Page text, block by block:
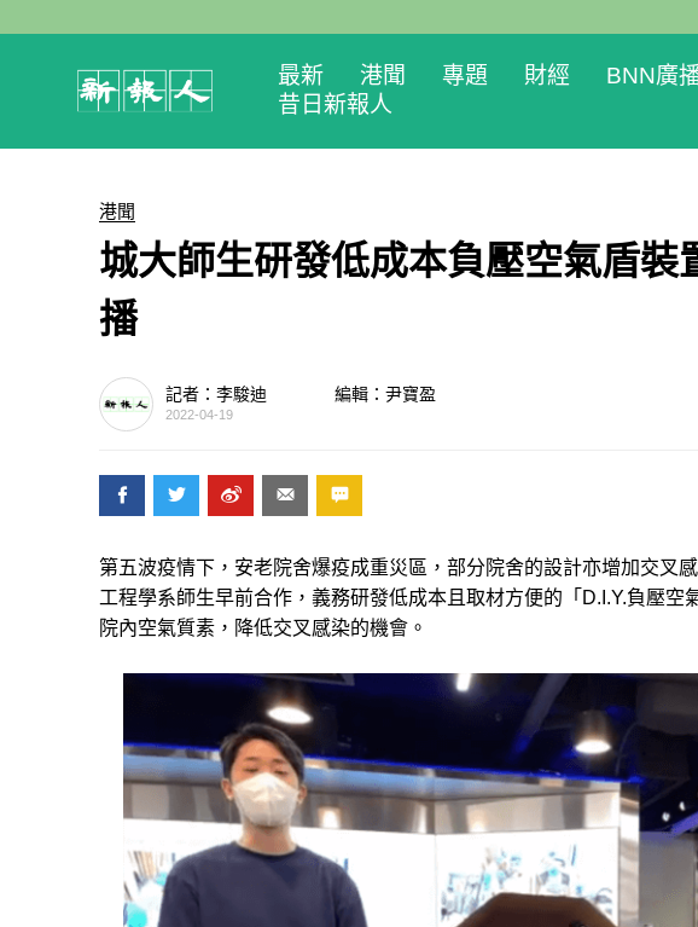
最新 港聞 專題 財經 BNN廣
昔日新報人
港聞
城大師生研發低成本負壓空氣盾裝
播
記者：李駿迪 編輯：尹寶盈
2022-04-19
第五波疫情下，安老院舍爆疫成重災區，部分院舍的設計亦增加交叉
工程學系師生早前合作，義務研發低成本且取材方便的「D.I.Y.負壓
院內空氣質素，降低交叉感染的機會。